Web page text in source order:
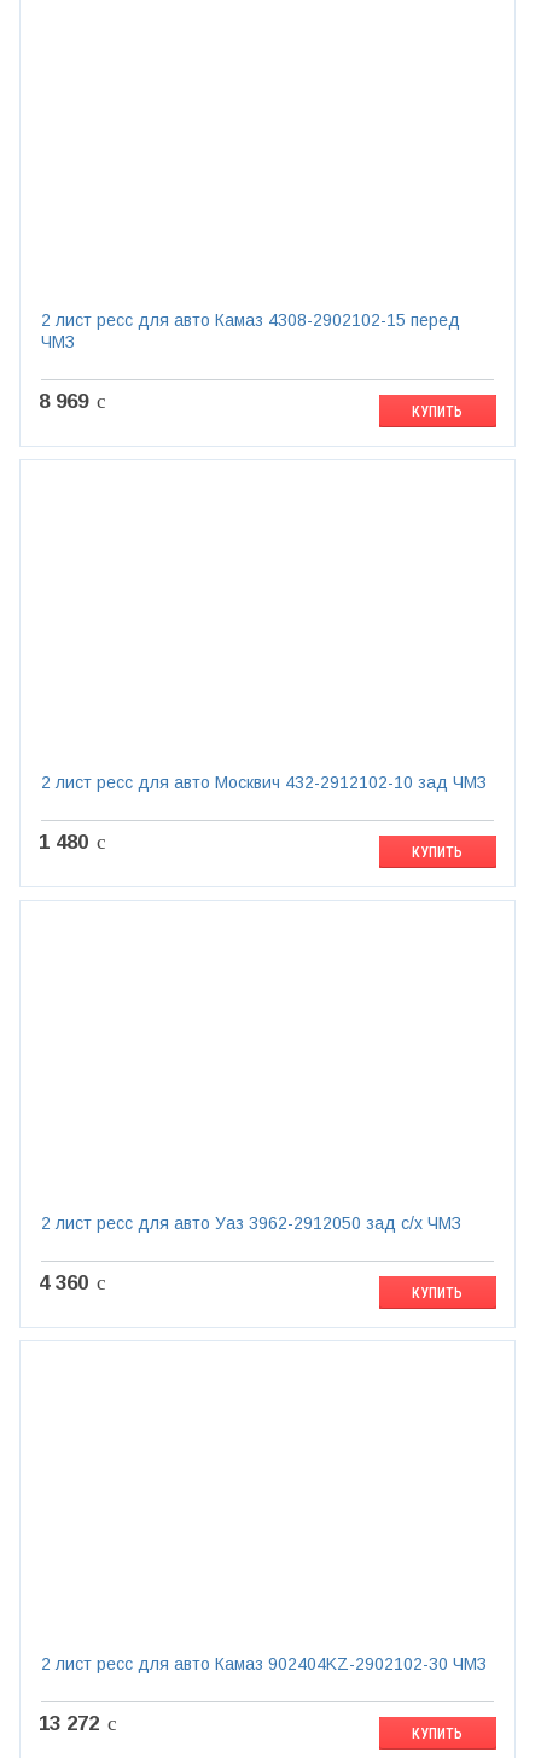
2 лист ресс для авто Камаз 4308-2902102-15 перед
ЧМЗ
8 969 c КУПИТЬ
2 лист ресс для авто Москвич 432-2912102-10 зад ЧМЗ
1 480 c КУПИТЬ
2 лист ресс для авто Уаз 3962-2912050 зад с/х ЧМЗ
4 360 c КУПИТЬ
2 лист ресс для авто Камаз 902404KZ-2902102-30 ЧМЗ
13 272 c КУПИТЬ